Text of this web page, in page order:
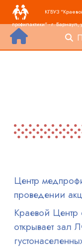
Перейти к основному
Основная
КГБУЗ
профилактики" - г.
Центр
проведении
Краевой Центр
открывает зал